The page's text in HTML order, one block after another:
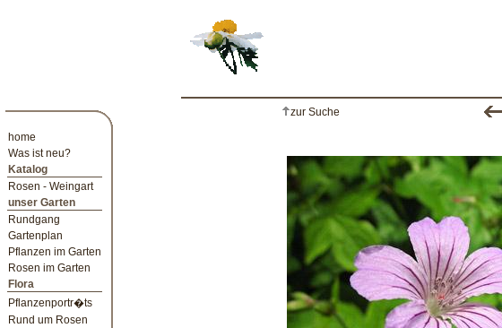
home
Was ist neu?
Katalog
Rosen - Weingart
unser Garten
Rundgang
Gartenplan
Pflanzen im Garten
Rosen im Garten
Flora
Pflanzenportr�ts
Rund um Rosen
zur Suche